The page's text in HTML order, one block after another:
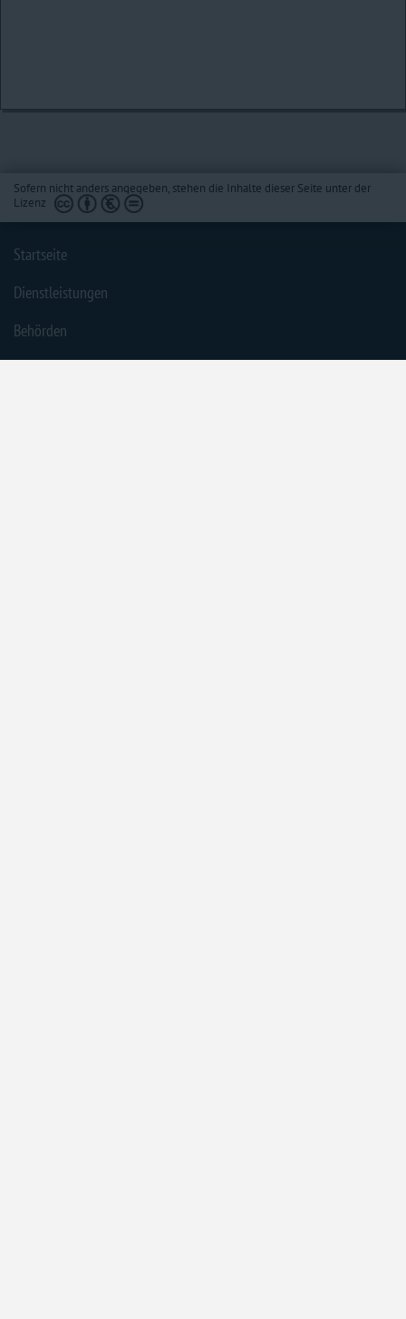
Sofern nicht anders angegeben, stehen die Inhalte dieser Seite unter der
Lizenz
Startseite
Dienstleistungen
Behörden